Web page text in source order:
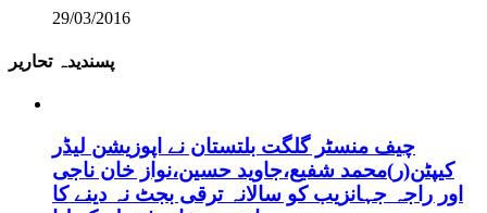
29/03/2016
پسندیدہ تحاریر
چیف منسٹر گلگت بلتستان نے اپوزیشن لیڈر
کیپٹن(ر)محمد شفیع،جاوید حسین،نواز خان ناجی
اور راجہ جہانزیب کو سالانہ ترقی بجٹ نہ دینے کا